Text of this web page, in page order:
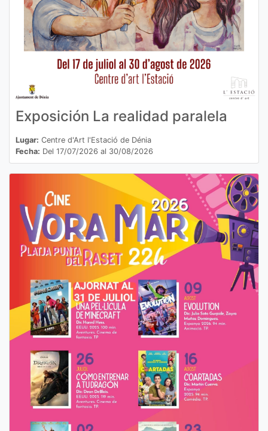
Exposición La realidad paralela
Lugar: Centre d'Art l'Estació de Dénia
Fecha: Del 17/07/2026 al 30/08/2026